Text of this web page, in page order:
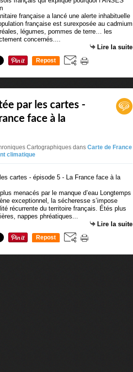
française a lancé une alerte inhabituelle
française est surexposée au cadmium
légumes, pommes de terre… les
concernés....
Lire la suite
Repost
par les cartes -
face à la
Cartographiques dans Carte de France
climatique
menacés par le manque d’eau Longtemps
exceptionnel, la sécheresse s’impose
récurrente du territoire français. Étés plus
nappes phréatiques...
Lire la suite
Repost